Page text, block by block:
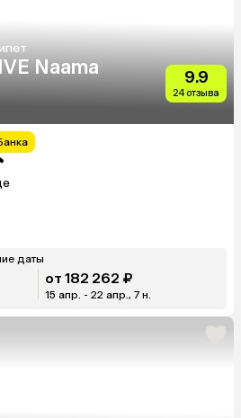
Naama
9.9
24 отзыва
даты
от 182 262 ₽
15 апр. - 22 апр., 7 н.